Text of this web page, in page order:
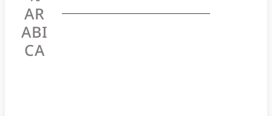
AR
ABI
CA